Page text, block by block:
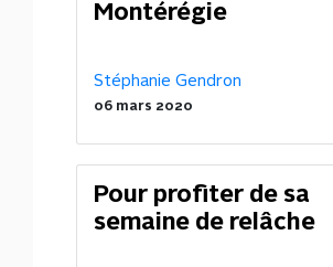
Montérégie
Stéphanie Gendron
06 mars 2020
Pour profiter de sa
semaine de relâche